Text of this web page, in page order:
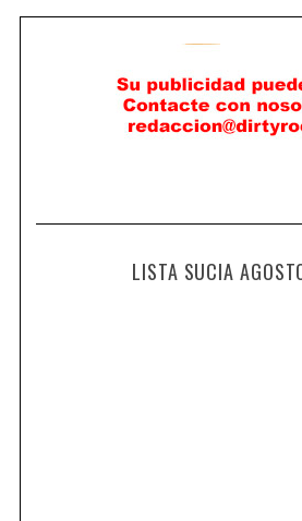
LISTA SUCIA